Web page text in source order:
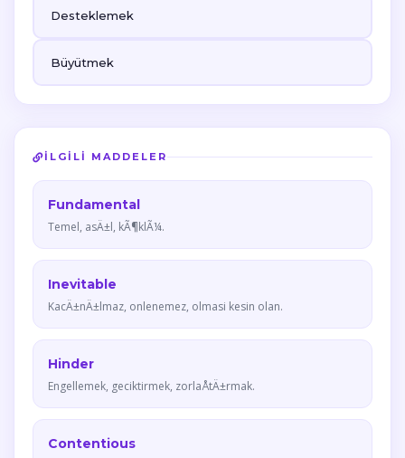
Desteklemek
Büyütmek
İLGILI MADDELER
Fundamental
Temel, asÄ±l, kÃ¶klÃ¼.
Inevitable
KacÄ±nÄ±lmaz, onlenemez, olmasi kesin olan.
Hinder
Engellemek, geciktirmek, zorlaÅtÄ±rmak.
Contentious